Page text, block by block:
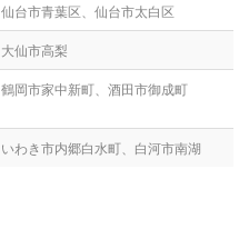
仙台市青葉区、仙台市太白区
大仙市高梨
鶴岡市家中新町、酒田市御成町
いわき市内郷白水町、白河市南湖